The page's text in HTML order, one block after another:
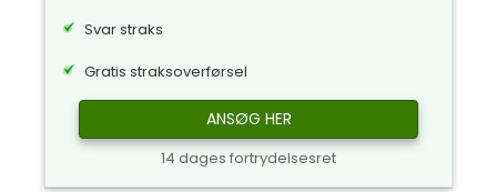
Svar straks
Gratis straksoverførsel
ANSØG HER
14 dages fortrydelsesret